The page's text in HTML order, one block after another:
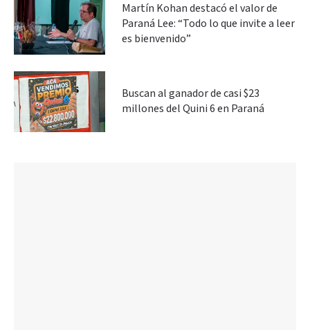
Martín Kohan destacó el valor de
Paraná Lee: “Todo lo que invite a leer
es bienvenido”
Buscan al ganador de casi $23
millones del Quini 6 en Paraná